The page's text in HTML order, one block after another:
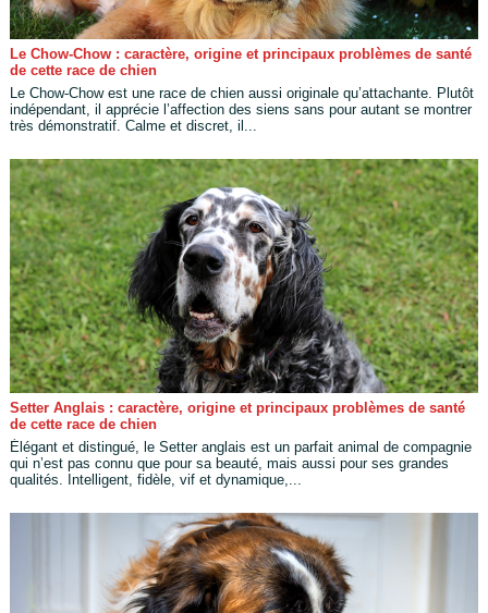
Le Chow-Chow : caractère, origine et principaux problèmes de santé
de cette race de chien
Le Chow-Chow est une race de chien aussi originale qu’attachante. Plutôt
indépendant, il apprécie l’affection des siens sans pour autant se montrer
très démonstratif. Calme et discret, il...
Setter Anglais : caractère, origine et principaux problèmes de santé
de cette race de chien
Élégant et distingué, le Setter anglais est un parfait animal de compagnie
qui n’est pas connu que pour sa beauté, mais aussi pour ses grandes
qualités. Intelligent, fidèle, vif et dynamique,...